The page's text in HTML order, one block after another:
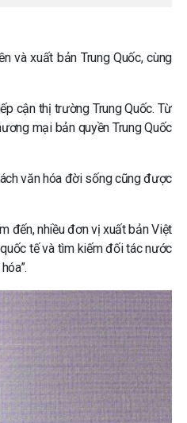
và xuất bản Trung Quốc, cùng
cận thị trường Trung Quốc. Từ
mại bản quyền Trung Quốc
văn hóa đời sống cũng được
đến, nhiều đơn vị xuất bản Việt
tế và tìm kiếm đối tác nước